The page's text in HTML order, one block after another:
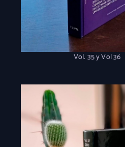
Vol. 35 y Vol 36